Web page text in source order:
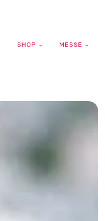
SHOP MESSE